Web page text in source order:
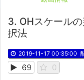
3. OHスケール
択法
2019-11-17 00:35:00
69 0